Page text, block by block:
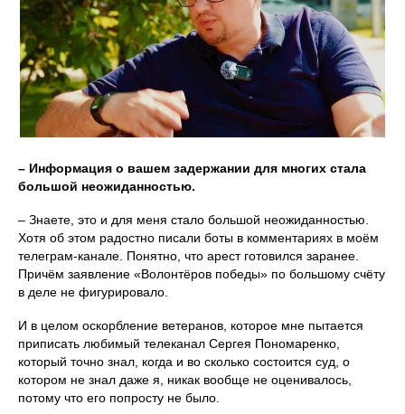
– Информация о вашем задержании для многих стала
большой неожиданностью.
– Знаете, это и для меня стало большой неожиданностью.
Хотя об этом радостно писали боты в комментариях в моём
телеграм-канале. Понятно, что арест готовился заранее.
Причём заявление «Волонтёров победы» по большому счёту
в деле не фигурировало.
И в целом оскорбление ветеранов, которое мне пытается
приписать любимый телеканал Сергея Пономаренко,
который точно знал, когда и во сколько состоится суд, о
котором не знал даже я, никак вообще не оценивалось,
потому что его попросту не было.